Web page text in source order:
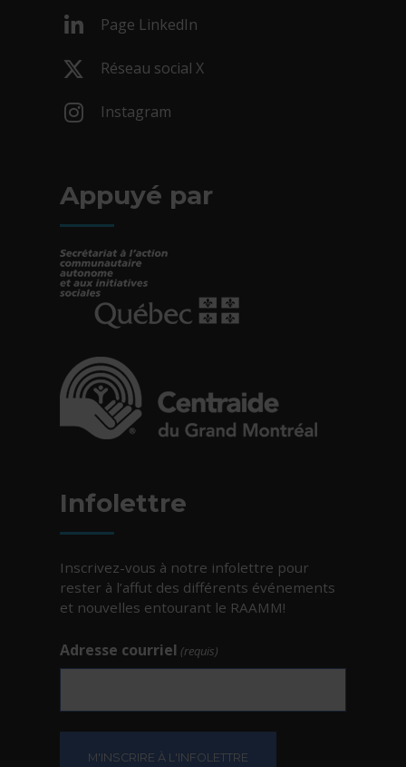
Page LinkedIn
Réseau social X
Instagram
Appuyé par
Infolettre
Inscrivez-vous à notre infolettre pour
rester à l’affut des différents événements
et nouvelles entourant le RAAMM!
Adresse courriel (requis)